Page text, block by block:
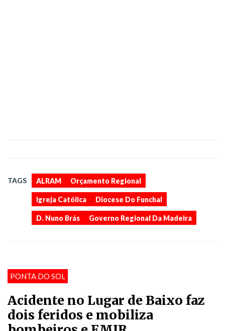
TAGS ALRAM Orçamento Regional
Igreja Católica Diocese Do Funchal
D. Nuno Brás Governo Regional Da Madeira
PONTA DO SOL
Acidente no Lugar de Baixo faz
dois feridos e mobiliza